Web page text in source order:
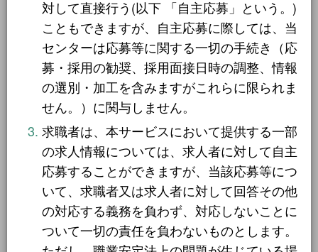
近畿一円 2件
京阪神間 2件
阪神間 19件
大阪府
兵庫県 10件
滋賀県 12件
京都府 21件
奈良県 6件
2件
2日間 1件
5日間 4件
10日間 42件
15日間
20日間 4件
30日間 11件
31日間 2件
2ヶ月間 3件
対して直接行う(以下 「自主応募」という。)
こともできますが、自主応募に際しては、当
センターは応募等に関する一切の手続き（応
募・採用の勧奨、採用面接日時の調整、情報
の選別・加工を含みますがこれらに限られま
せん。）に関与しません。
求職者は、本サービスにおいて提供する一部
の求人情報については、求人者に対して自主
応募することができますが、当該応募等につ
いて、求職者又は求人者に対して回答その他
の対応する義務を負わず、対応しないことに
ついて一切の責任を負わないものとします。